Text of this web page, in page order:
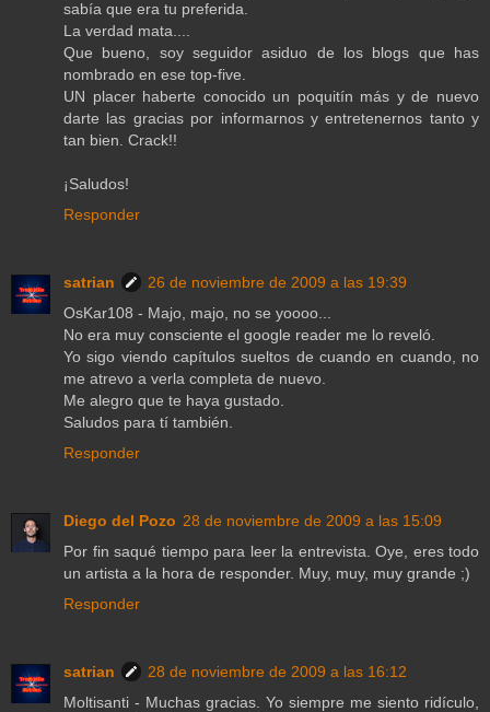
sabía que era tu preferida.
La verdad mata....
Que bueno, soy seguidor asiduo de los blogs que has
nombrado en ese top-five.
UN placer haberte conocido un poquitín más y de nuevo
darte las gracias por informarnos y entretenernos tanto y
tan bien. Crack!!
¡Saludos!
Responder
satrian
26 de noviembre de 2009 a las 19:39
OsKar108 - Majo, majo, no se yoooo...
No era muy consciente el google reader me lo reveló.
Yo sigo viendo capítulos sueltos de cuando en cuando, no
me atrevo a verla completa de nuevo.
Me alegro que te haya gustado.
Saludos para tí también.
Responder
Diego del Pozo 28 de noviembre de 2009 a las 15:09
Por fin saqué tiempo para leer la entrevista. Oye, eres todo
un artista a la hora de responder. Muy, muy, muy grande ;)
Responder
satrian
28 de noviembre de 2009 a las 16:12
Moltisanti - Muchas gracias. Yo siempre me siento ridículo,